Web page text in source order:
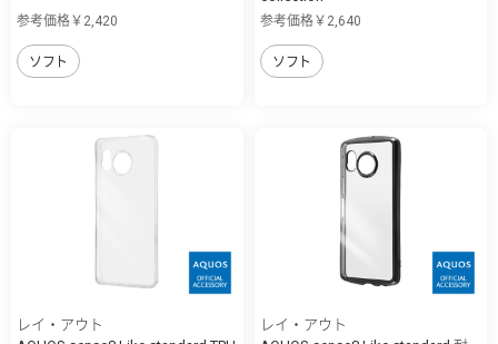
参考価格￥2,420
ソフト
参考価格￥2,640
ソフト
レイ・アウト
レイ・アウト